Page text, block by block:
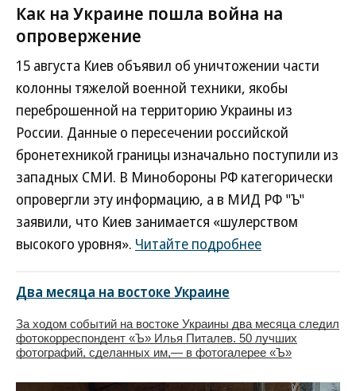
Как на Украине пошла война на
опровержение
15 августа Киев объявил об уничтожении части
колонны тяжелой военной техники, якобы
переброшенной на территорию Украины из
России. Данные о пересечении российской
бронетехникой границы изначально поступили из
западных СМИ. В Минобороны РФ категорически
опровергли эту информацию, а в МИД РФ "Ъ"
заявили, что Киев занимается «шулерством
высокого уровня». Читайте подробнее
Два месяца на востоке Украине
За ходом событий на востоке Украины два месяца следил
фотокорреспондент «Ъ» Илья Питалев. 50 лучших
фотографий, сделанных им,— в фотогалерее «Ъ»